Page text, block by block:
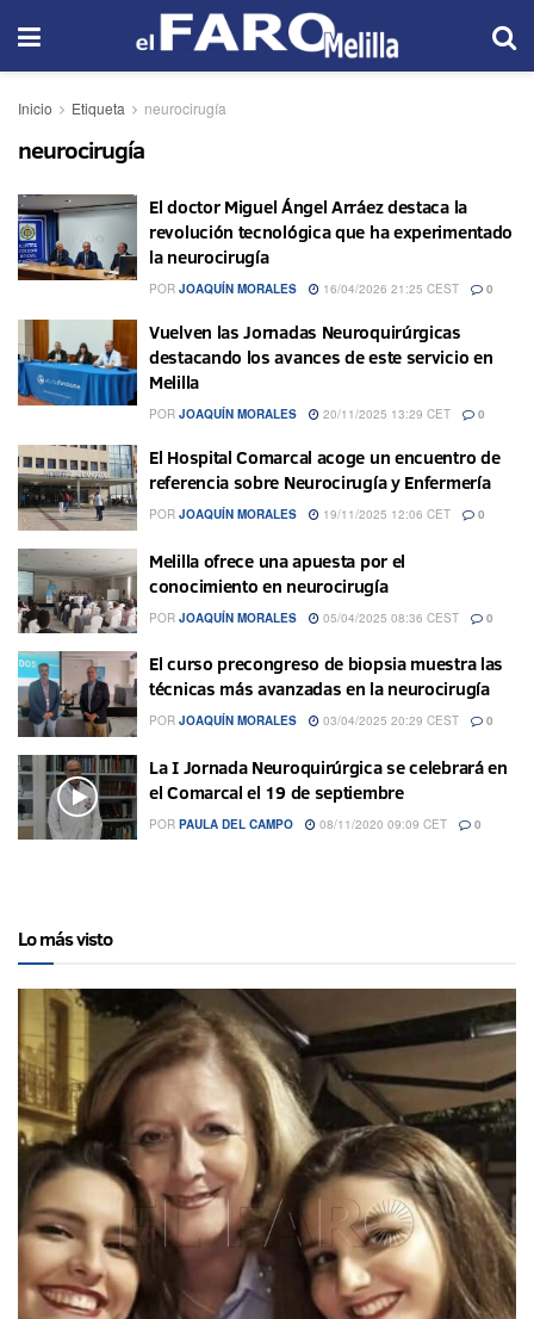
Inicio Etiqueta neurocirugía
neurocirugía
El doctor Miguel Ángel Arráez destaca la
revolución tecnológica que ha experimentado
la neurocirugía
POR JOAQUÍN MORALES 16/04/2026 21:25 CEST 0
Vuelven las Jornadas Neuroquirúrgicas
destacando los avances de este servicio en
Melilla
POR JOAQUÍN MORALES 20/11/2025 13:29 CET 0
El Hospital Comarcal acoge un encuentro de
referencia sobre Neurocirugía y Enfermería
POR JOAQUÍN MORALES 19/11/2025 12:06 CET 0
Melilla ofrece una apuesta por el
conocimiento en neurocirugía
POR JOAQUÍN MORALES 05/04/2025 08:36 CEST 0
El curso precongreso de biopsia muestra las
técnicas más avanzadas en la neurocirugía
POR JOAQUÍN MORALES 03/04/2025 20:29 CEST 0
La I Jornada Neuroquirúrgica se celebrará en
el Comarcal el 19 de septiembre
POR PAULA DEL CAMPO 08/11/2020 09:09 CET 0
Lo más visto